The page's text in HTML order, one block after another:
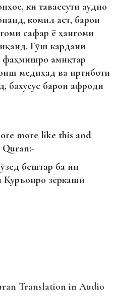
ки тавассути аудио
комил аст, барои
сафар ё ҳангоми
Гӯш кардани
фаҳмишро амиқтар
медиҳад ва иртиботи
бахусус барои афроди
more like this and
бештар ба ин
Қуръонро зеркашӣ
Translation in Audio